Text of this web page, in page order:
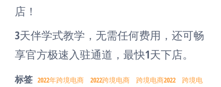
店！
3天伴学式教学，无需任何费用，还可畅
享官方极速入驻通道，最快1天下店。
标签 2022年跨境电商 2022跨境电商 跨境电商2022 跨境电